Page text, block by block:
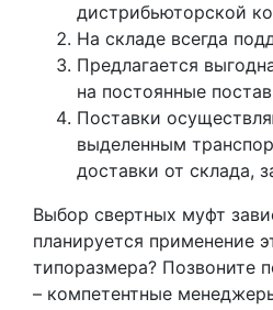
дистрибьюторской
На складе всегда
Предлагается
на постоянные
Поставки
выделенным
доставки от склада,
Выбор свертных муфт
планируется применение
типоразмера? Позвоните
– компетентные